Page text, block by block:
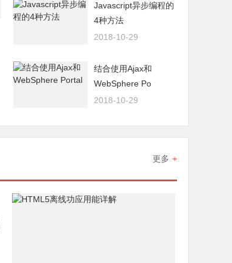
Javascript异步编程的
4种方法
2018-10-29
结合使用Ajax和
WebSphere Po
2018-10-29
更多 +